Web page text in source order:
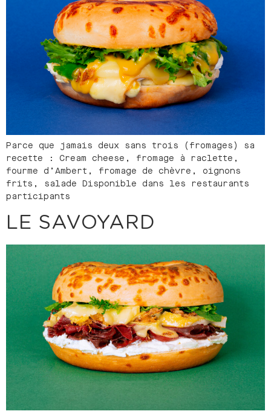
Parce que jamais deux sans trois (fromages) sa
recette : Cream cheese, fromage à raclette,
fourme d’Ambert, fromage de chèvre, oignons
frits, salade Disponible dans les restaurants
participants
LE SAVOYARD